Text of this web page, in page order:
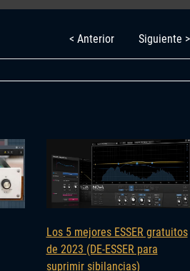
< Anterior Siguiente >
Los 5 mejores ESSER gratuitos
de 2023 (DE-ESSER para
suprimir sibilancias)